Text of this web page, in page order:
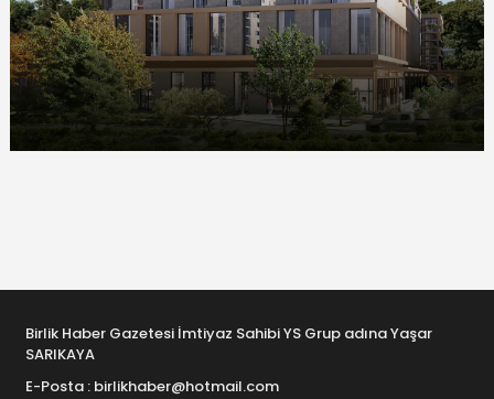
Birlik Haber Gazetesi İmtiyaz Sahibi YS Grup adına Yaşar
SARIKAYA
E-Posta : birlikhaber@hotmail.com